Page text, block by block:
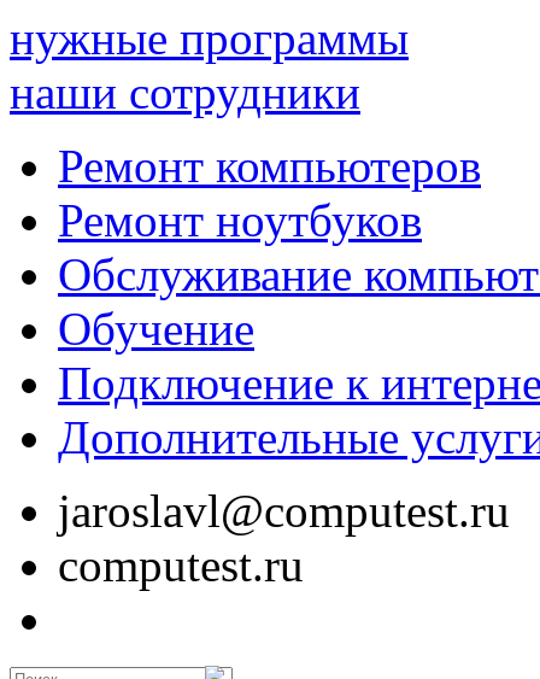
нужные программы
наши сотрудники
Ремонт компьютеров
Ремонт ноутбуков
Обслуживание
Обучение
Подключение к
Дополнительные
jaroslavl@computest.ru
computest.ru